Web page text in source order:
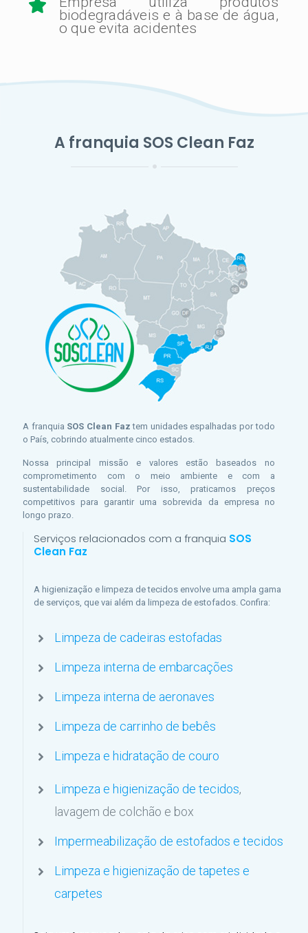
biodegradáveis e à base de água,
o que evita acidentes
A franquia SOS Clean Faz
A franquia SOS Clean Faz tem unidades espalhadas por todo
o País, cobrindo atualmente cinco estados.
Nossa principal missão e valores estão baseados no
comprometimento com o meio ambiente e com a
sustentabilidade social. Por isso, praticamos preços
competitivos para garantir uma sobrevida da empresa no
longo prazo.
Serviços relacionados com a franquia SOS
Clean Faz
A higienização e limpeza de tecidos envolve uma ampla gama
de serviços, que vai além da limpeza de estofados. Confira:
Limpeza de cadeiras estofadas
Limpeza interna de embarcações
Limpeza interna de aeronaves
Limpeza de carrinho de bebês
Limpeza e hidratação de couro
Limpeza e higienização de tecidos,
lavagem de colchão e box
Impermeabilização de estofados e tecidos
Limpeza e higienização de tapetes e
carpetes